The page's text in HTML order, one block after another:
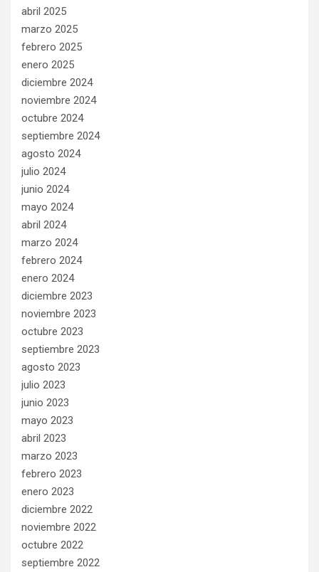
abril 2025
marzo 2025
febrero 2025
enero 2025
diciembre 2024
noviembre 2024
octubre 2024
septiembre 2024
agosto 2024
julio 2024
junio 2024
mayo 2024
abril 2024
marzo 2024
febrero 2024
enero 2024
diciembre 2023
noviembre 2023
octubre 2023
septiembre 2023
agosto 2023
julio 2023
junio 2023
mayo 2023
abril 2023
marzo 2023
febrero 2023
enero 2023
diciembre 2022
noviembre 2022
octubre 2022
septiembre 2022